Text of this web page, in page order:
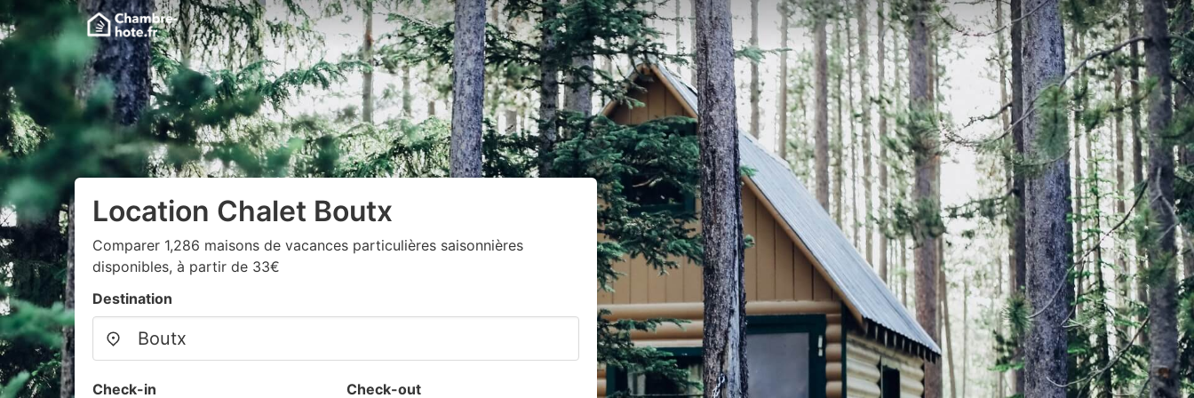
Location Chalet Boutx
Comparer 1,286 maisons de vacances particulières saisonnières
disponibles, à partir de 33€
Destination
Check-in Check-out